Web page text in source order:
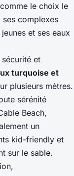
le choix le
complexes
et ses eaux
et
turquoise et
plusieurs mètres.
sérénité
Beach,
un
kid-friendly et
sur le sable.